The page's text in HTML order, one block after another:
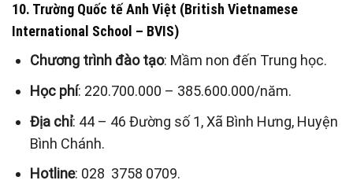
10. Trường Quốc tế Anh Việt (British Vietnamese
International School – BVIS)
Chương trình đào tạo: Mầm non đến Trung học.
Học phí: 220.700.000 – 385.600.000/năm.
Địa chỉ: 44 – 46 Đường số 1, Xã Bình Hưng, Huyện
Bình Chánh.
Hotline: 028 3758 0709.